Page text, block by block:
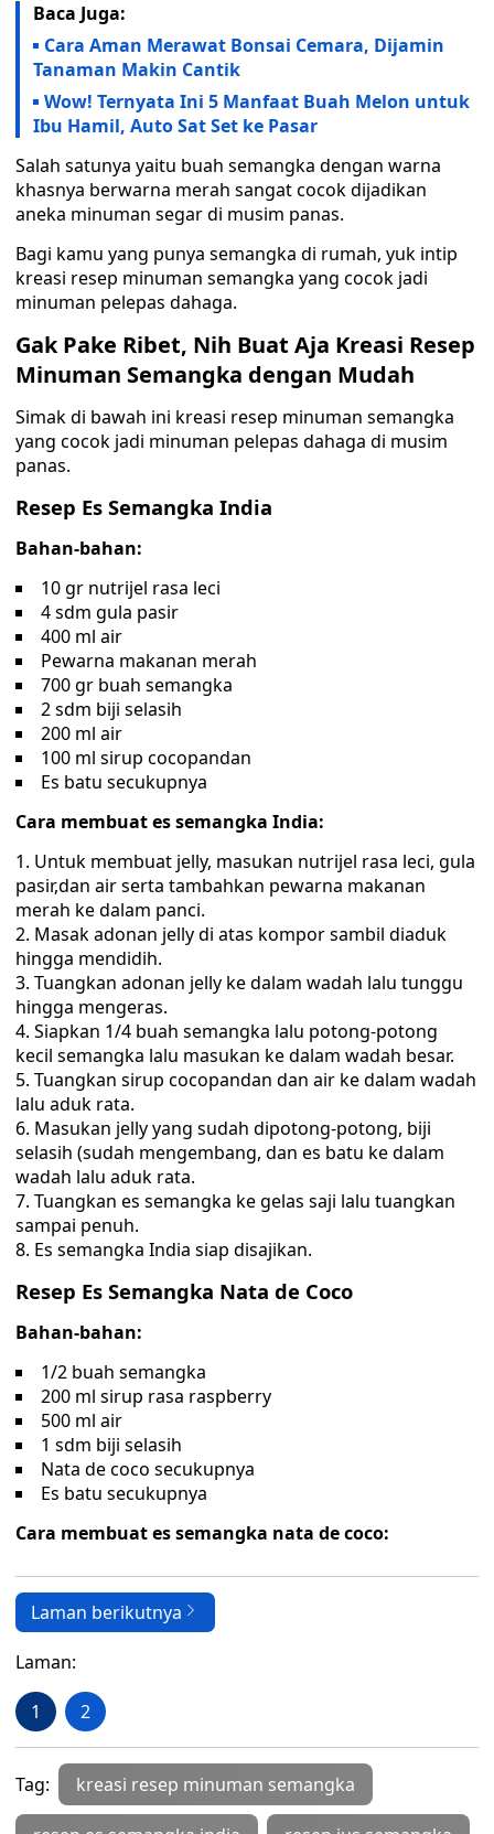
Baca Juga:
Cara Aman Merawat Bonsai Cemara, Dijamin
Tanaman Makin Cantik
Wow! Ternyata Ini 5 Manfaat Buah Melon untuk
Ibu Hamil, Auto Sat Set ke Pasar
Salah satunya yaitu buah semangka dengan warna
khasnya berwarna merah sangat cocok dijadikan
aneka minuman segar di musim panas.
Bagi kamu yang punya semangka di rumah, yuk intip
kreasi resep minuman semangka yang cocok jadi
minuman pelepas dahaga.
Gak Pake Ribet, Nih Buat Aja Kreasi Resep
Minuman Semangka dengan Mudah
Simak di bawah ini kreasi resep minuman semangka
yang cocok jadi minuman pelepas dahaga di musim
panas.
Resep Es Semangka India
Bahan-bahan:
10 gr nutrijel rasa leci
4 sdm gula pasir
400 ml air
Pewarna makanan merah
700 gr buah semangka
2 sdm biji selasih
200 ml air
100 ml sirup cocopandan
Es batu secukupnya
Cara membuat es semangka India:
Untuk membuat jelly, masukan nutrijel rasa leci, gula
pasir,dan air serta tambahkan pewarna makanan
merah ke dalam panci.
Masak adonan jelly di atas kompor sambil diaduk
hingga mendidih.
Tuangkan adonan jelly ke dalam wadah lalu tunggu
hingga mengeras.
Siapkan 1/4 buah semangka lalu potong-potong
kecil semangka lalu masukan ke dalam wadah besar.
Tuangkan sirup cocopandan dan air ke dalam wadah
lalu aduk rata.
Masukan jelly yang sudah dipotong-potong, biji
selasih (sudah mengembang, dan es batu ke dalam
wadah lalu aduk rata.
Tuangkan es semangka ke gelas saji lalu tuangkan
sampai penuh.
Es semangka India siap disajikan.
Resep Es Semangka Nata de Coco
Bahan-bahan:
1/2 buah semangka
200 ml sirup rasa raspberry
500 ml air
1 sdm biji selasih
Nata de coco secukupnya
Es batu secukupnya
Cara membuat es semangka nata de coco:
Laman berikutnya
Laman:
1 2
Tag: kreasi resep minuman semangka